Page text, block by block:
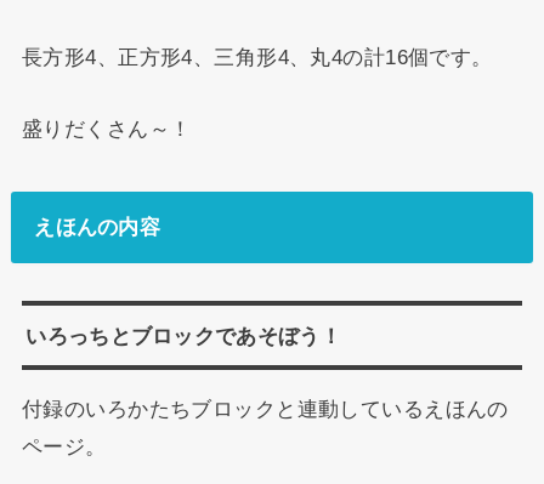
長方形4、正方形4、三角形4、丸4の計16個です。
盛りだくさん～！
えほんの内容
いろっちとブロックであそぼう！
付録のいろかたちブロックと連動しているえほんの
ページ。